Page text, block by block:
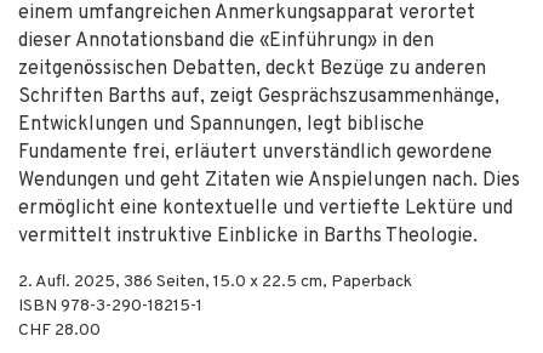
einem umfangreichen Anmerkungsapparat verortet
dieser Annotationsband die «Einführung» in den
zeitgenössischen Debatten, deckt Bezüge zu anderen
Schriften Barths auf, zeigt Gesprächszusammenhänge,
Entwicklungen und Spannungen, legt biblische
Fundamente frei, erläutert unverständlich gewordene
Wendungen und geht Zitaten wie Anspielungen nach. Dies
ermöglicht eine kontextuelle und vertiefte Lektüre und
vermittelt instruktive Einblicke in Barths Theologie.
2. Aufl. 2025, 386 Seiten, 15.0 x 22.5 cm, Paperback
ISBN 978-3-290-18215-1
CHF 28.00